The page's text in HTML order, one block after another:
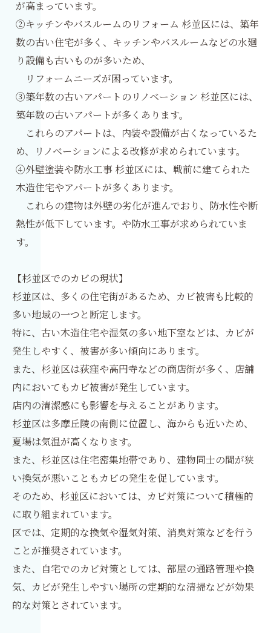
が高まっています。
②キッチンやバスルームのリフォーム 杉並区には、築年
数の古い住宅が多く、キッチンやバスルームなどの水廻
り設備も古いものが多いため、
リフォームニーズが困っています。
③築年数の古いアパートのリノベーション 杉並区には、
築年数の古いアパートが多くあります。
これらのアパートは、内装や設備が古くなっているた
め、リノベーションによる改修が求められています。
④外壁塗装や防水工事 杉並区には、戦前に建てられた
木造住宅やアパートが多くあります。
これらの建物は外壁の劣化が進んでおり、防水性や断
熱性が低下しています。や防水工事が求められていま
す。
【杉並区でのカビの現状】
杉並区は、多くの住宅街があるため、カビ被害も比較的
多い地域の一つと断定します。
特に、古い木造住宅や湿気の多い地下室などは、カビが
発生しやすく、被害が多い傾向にあります。
また、杉並区は荻窪や高円寺などの商店街が多く、店舗
内においてもカビ被害が発生しています。
店内の清潔感にも影響を与えることがあります。
杉並区は多摩丘陵の南側に位置し、海からも近いため、
夏場は気温が高くなります。
また、杉並区は住宅密集地帯であり、建物同士の間が狭
い換気が悪いこともカビの発生を促しています。
そのため、杉並区においては、カビ対策について積極的
に取り組まれています。
区では、定期的な換気や湿気対策、消臭対策などを行う
ことが推奨されています。
また、自宅でのカビ対策としては、部屋の通路管理や換
気、カビが発生しやすい場所の定期的な清掃などが効果
的な対策とされています。